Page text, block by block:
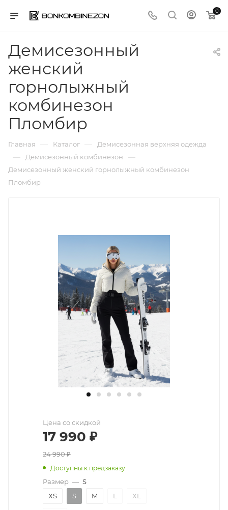
0
Демисезонный
женский
горнолыжный
комбинезон
Пломбир
Главная — Каталог — Демисезонная верхняя одежда
— Демисезонный комбинезон —
Демисезонный женский горнолыжный комбинезон
Пломбир
Цена со скидкой
17 990 ₽
24 990₽
Доступны к предзаказу
Размер — S
XS
S M L XL